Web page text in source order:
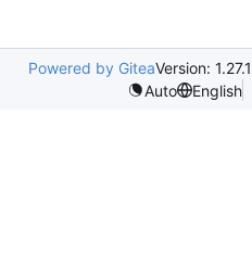
Powered by GiteaVersion: 1.27.1
Auto
English